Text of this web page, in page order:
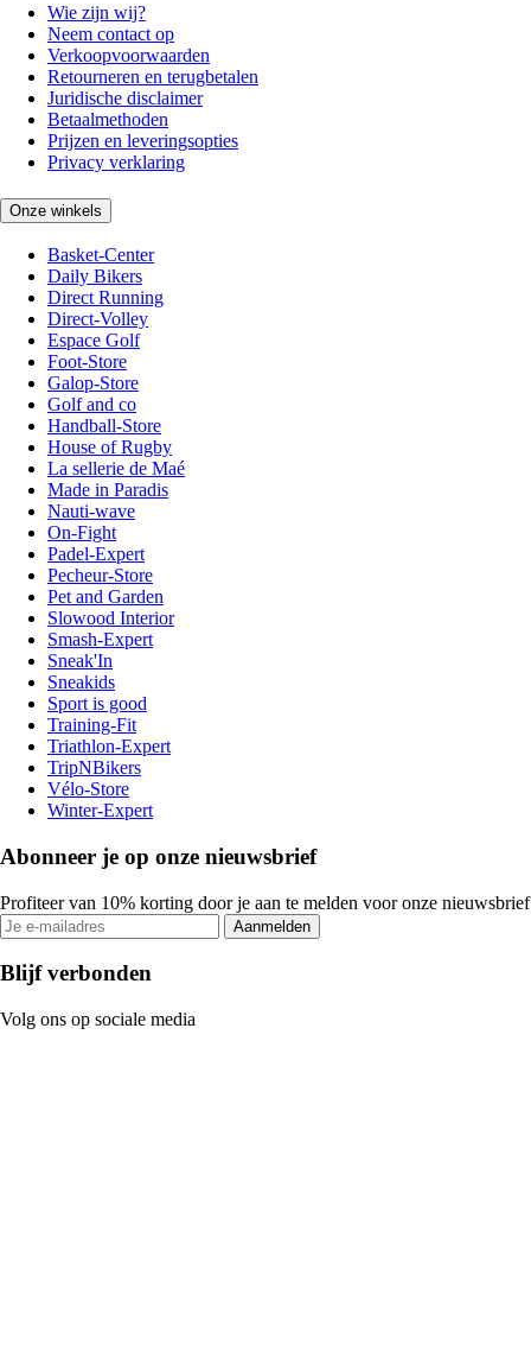
Wie zijn wij?
Neem contact op
Verkoopvoorwaarden
Retourneren en terugbetalen
Juridische disclaimer
Betaalmethoden
Prijzen en leveringsopties
Privacy verklaring
Onze winkels
Basket-Center
Daily Bikers
Direct Running
Direct-Volley
Espace Golf
Foot-Store
Galop-Store
Golf and co
Handball-Store
House of Rugby
La sellerie de Maé
Made in Paradis
Nauti-wave
On-Fight
Padel-Expert
Pecheur-Store
Pet and Garden
Slowood Interior
Smash-Expert
Sneak'In
Sneakids
Sport is good
Training-Fit
Triathlon-Expert
TripNBikers
Vélo-Store
Winter-Expert
Abonneer je op onze nieuwsbrief
Profiteer van 10% korting door je aan te melden voor onze nieuwsbrief
Aanmelden
Blijf verbonden
Volg ons op sociale media